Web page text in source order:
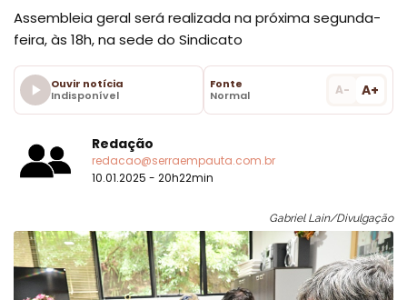
Assembleia geral será realizada na próxima segunda-
feira, às 18h, na sede do Sindicato
Ouvir notícia
Indisponível
Fonte
Normal
A- A+
Redação
redacao@serraempauta.com.br
10.01.2025 - 20h22min
Gabriel Lain/Divulgação